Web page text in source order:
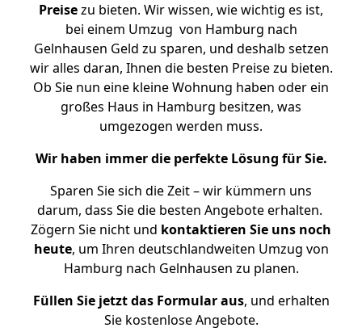
Preisezu bieten. Wir wissen, wie wichtig es ist,
bei einem Umzug von Hamburg nach
Gelnhausen Geld zu sparen, und deshalb setzen
wir alles daran, Ihnen die besten Preise zu bieten.
Ob Sie nun eine kleine Wohnung haben oder ein
großes Haus in Hamburg besitzen, was
umgezogen werden muss.
Wir haben immer die perfekte Lösung für Sie.
Sparen Sie sich die Zeit – wir kümmern uns
darum, dass Sie die besten Angebote erhalten.
Zögern Sie nicht und kontaktieren Sie uns noch
heute, um Ihren deutschlandweiten Umzug von
Hamburg nach Gelnhausen zu planen.
Füllen Sie jetzt das Formular aus, und erhalten
Sie kostenlose Angebote.